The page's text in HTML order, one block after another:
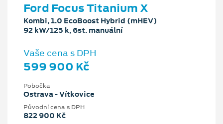
Ford Focus Titanium X
Kombi, 1.0 EcoBoost Hybrid (mHEV)
92 kW/125 k, 6st. manuální
Vaše cena s DPH
599 900 Kč
Pobočka
Ostrava - Vítkovice
Původní cena s DPH
822 900 Kč